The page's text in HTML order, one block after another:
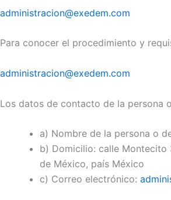
administracion@exedem.com
Para conocer el procedimiento y
administracion@exedem.com
Los datos de contacto de la persona
a) Nombre de la persona o
b) Domicilio: calle Montecito
de México, país México
c) Correo electrónico: